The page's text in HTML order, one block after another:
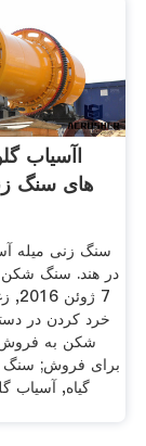
اآسیاب
های سنگ
سنگ زنی میله
در هند. سنگ شکن
7
خرد کردن در
شکن به
برای فروش; سنگ
گیاه, آسیاب